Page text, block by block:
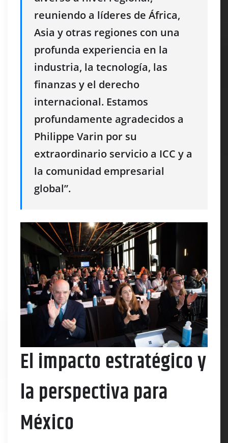
reuniendo a líderes de África,
Asia y otras regiones con una
profunda experiencia en la
industria, la tecnología, las
finanzas y el derecho
internacional. Estamos
profundamente agradecidos a
Philippe Varin por su
extraordinario servicio a ICC y a
la comunidad empresarial
global”.
El impacto estratégico y
la perspectiva para
México